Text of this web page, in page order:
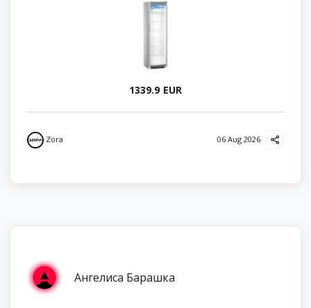
1339.9 EUR
Zora 06 Aug 2026
Ангелиса Барашка